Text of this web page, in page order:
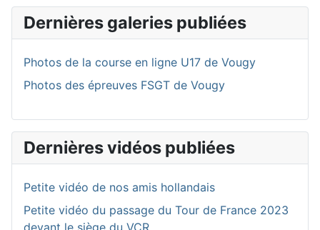
Dernières galeries publiées
Photos de la course en ligne U17 de Vougy
Photos des épreuves FSGT de Vougy
Dernières vidéos publiées
Petite vidéo de nos amis hollandais
Petite vidéo du passage du Tour de France 2023